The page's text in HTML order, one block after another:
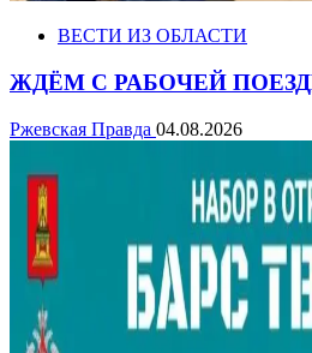
ВЕСТИ ИЗ ОБЛАСТИ
ЖДЁМ С РАБОЧЕЙ
Ржевская Правда 04.08.2026